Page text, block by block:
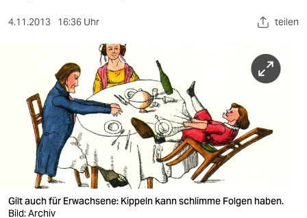
nord
wahrheit
verlag
verlag
4.11.2013 16:36 Uhr teilen
Gilt auch für Erwachsene: Kippeln kann schlimme Folgen haben.
Bild: Archiv